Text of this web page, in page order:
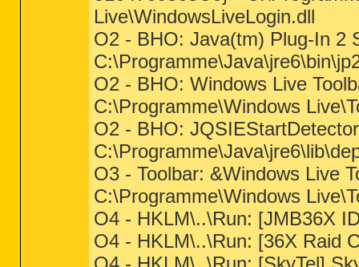
Live\WindowsLiveLogin.dll
O2 - BHO: Java(tm) Plug-In 2
O2 - BHO: Windows Live
C:\Programme\Windows
O2 - BHO:
O3 - Toolbar: &Windows Live
C:\Programme\Windows
O4 - HKLM\..\Run: [JMB36X
O4 - HKLM\..\Run: [36X Raid